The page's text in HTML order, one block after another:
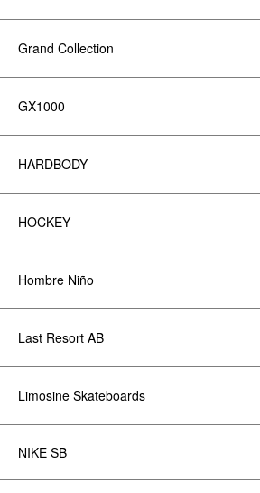
Grand Collection
GX1000
HARDBODY
HOCKEY
Hombre Niño
Last Resort AB
Limosine Skateboards
NIKE SB